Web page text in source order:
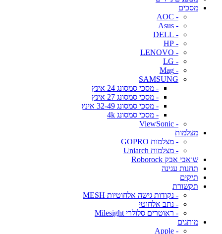
מסכים
- AOC
- Asus
- DELL
- HP
- LENOVO
- LG
- Mag
SAMSUNG
- מסכי סמסונג 24 אינץ
- מסכי סמסונג 27 אינץ
- מסכי סמסונג 32-49 אינץ
- מסכי סמסונג 4k
- ViewSonic
מצלמות
- מצלמות GOPRO
- מצלמות Uniarch
שואבי אבק Roborock
תחנות עגינה
תיקים
תקשורת
- נקודות גישה אלחוטיות MESH
- נתב אלחוטי
- ראוטרים סלולרי Milesight
מותגים
- Apple